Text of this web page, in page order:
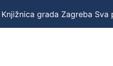
grada Zagreba Sva